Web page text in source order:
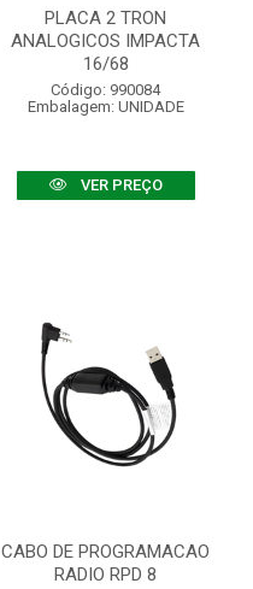
PLACA 2 TRON
ANALOGICOS IMPACTA
16/68
Código: 990084
Embalagem: UNIDADE
VER PREÇO
CABO DE PROGRAMACAO
RADIO RPD 8